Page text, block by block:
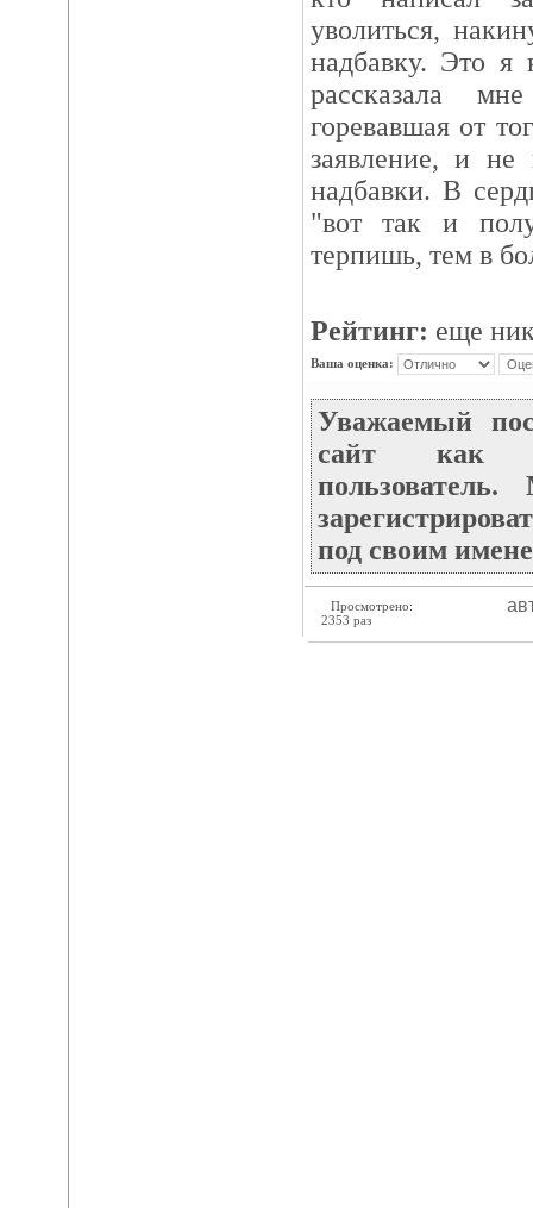
уволиться,
надбавку. Это
рассказала
горевавшая от
заявление, и
надбавки. В
"вот так и
терпишь, тем в
Рейтинг: еще
Ваша оценка:
Уважаемый
сайт как
под своим
Просмотрено:
2353 раз